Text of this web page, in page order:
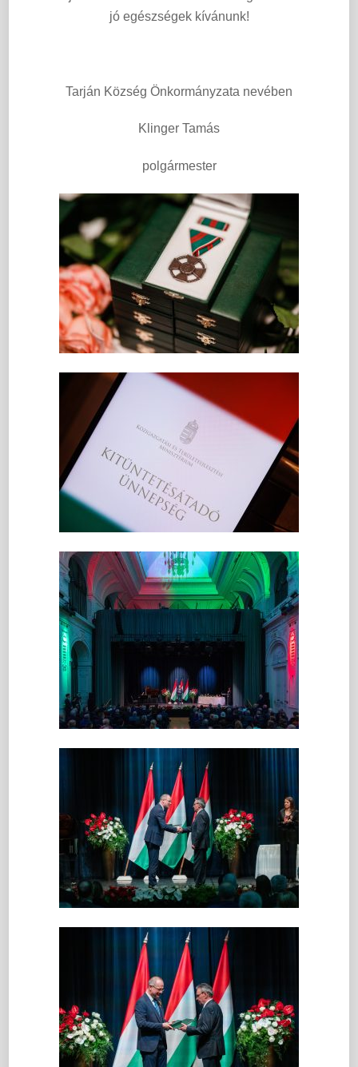
jó egészségek kívánunk!
Tarján Község Önkormányzata nevében
Klinger Tamás
polgármester